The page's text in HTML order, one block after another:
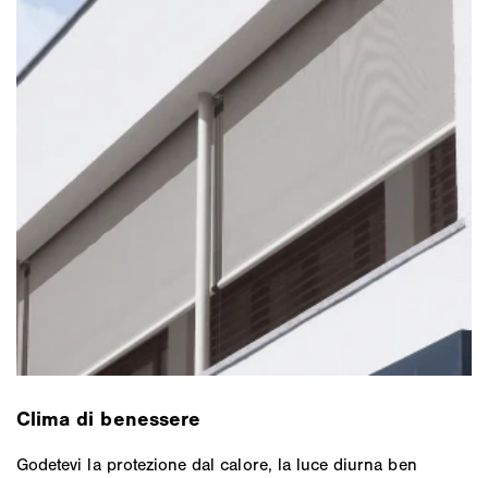
Clima di benessere
Godetevi la protezione dal calore, la luce diurna ben